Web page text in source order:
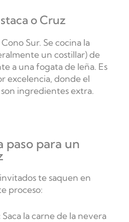
o Cruz
Sur. Se cocina la
un costillar) de
a una fogata de leña. Es
excelencia, donde el
ingredientes extra.
paso para un
te saquen en
proceso:
Saca la carne de la nevera